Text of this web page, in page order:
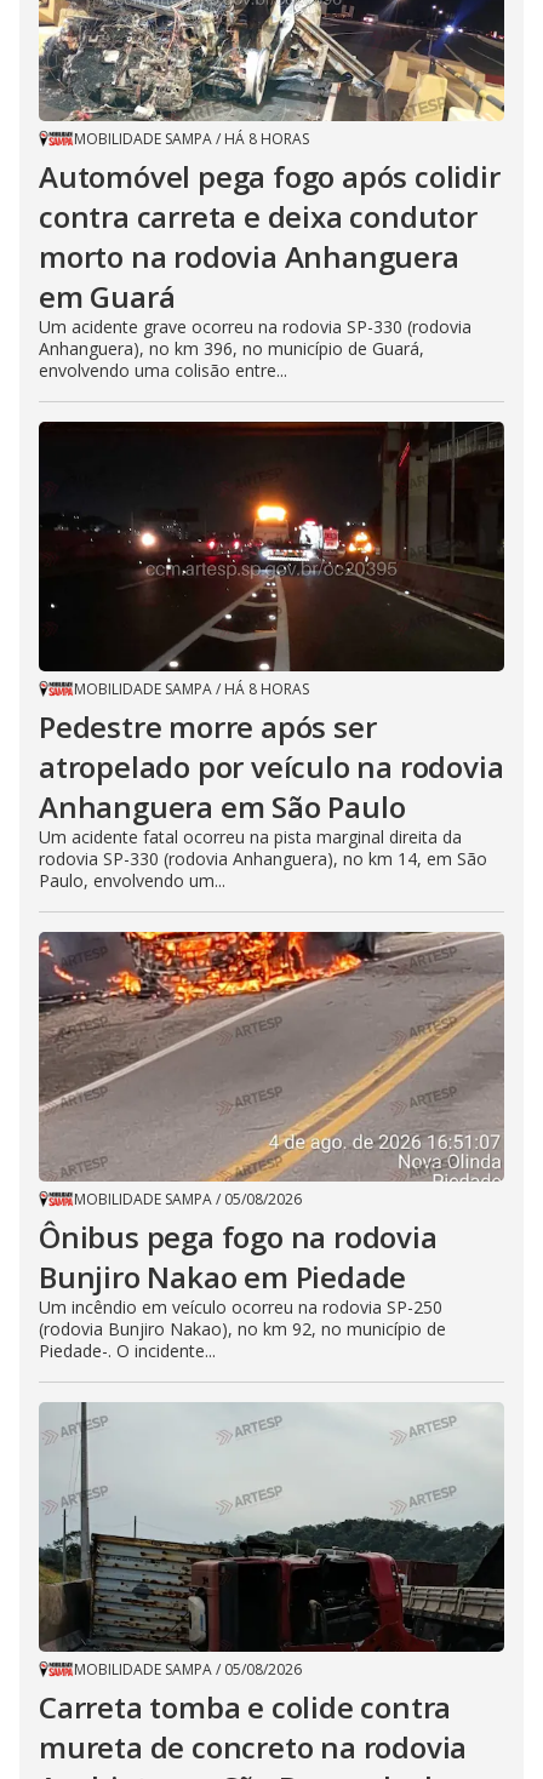
MOBILIDADE SAMPA/ HÁ 8 HORAS
Automóvel pega fogo após colidir
contra carreta e deixa condutor
morto na rodovia Anhanguera
em Guará
Um acidente grave ocorreu na rodovia SP-330 (rodovia
Anhanguera), no km 396, no município de Guará,
envolvendo uma colisão entre...
MOBILIDADE SAMPA/ HÁ 8 HORAS
Pedestre morre após ser
atropelado por veículo na rodovia
Anhanguera em São Paulo
Um acidente fatal ocorreu na pista marginal direita da
rodovia SP-330 (rodovia Anhanguera), no km 14, em São
Paulo, envolvendo um...
MOBILIDADE SAMPA/ 05/08/2026
Ônibus pega fogo na rodovia
Bunjiro Nakao em Piedade
Um incêndio em veículo ocorreu na rodovia SP-250
(rodovia Bunjiro Nakao), no km 92, no município de
Piedade-. O incidente...
MOBILIDADE SAMPA/ 05/08/2026
Carreta tomba e colide contra
mureta de concreto na rodovia